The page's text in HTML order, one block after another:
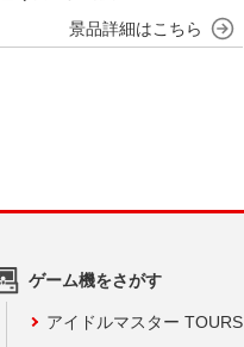
ゲーム機をさがす
アイドルマスター TOURS